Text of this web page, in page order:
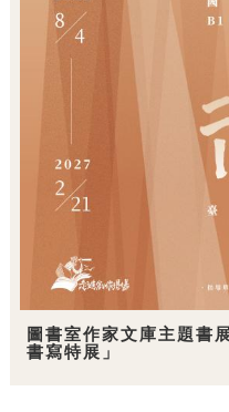
圖書室作家文庫主題書
書寫特展」